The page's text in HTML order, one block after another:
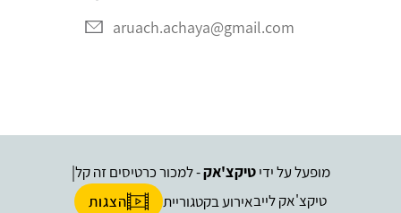
aruach.achaya@gmail.com
מופעל על ידיטיקצ'אק- למכור כרטיסים זה קל
טיקצ'אק לייבאירוע בקטגוריית הצגות